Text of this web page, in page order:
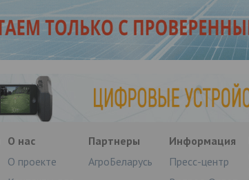
О нас
О проекте
Партнеры
АгроБеларусь
Информация
Пресс-центр